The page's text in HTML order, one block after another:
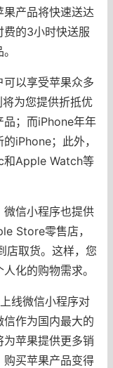
产品将快速送达
费的3小时快送服
以享受苹果众多
为您提供折抵优
品；而iPhone年年
iPhone；此外，
和Apple Watch等
信小程序也提供
Store零售店，
店取货。这样，您
化的购物需求。
线微信小程序对
作为国内最大的
苹果提供更多销
买苹果产品变得